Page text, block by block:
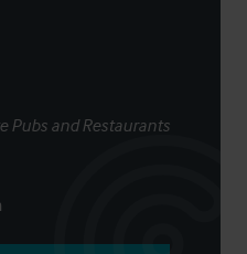
Pubs and Restaurants